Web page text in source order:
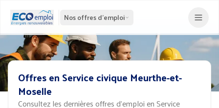
Nos offres d'emploi
OffresenServicecivique Meurthe-et-
Moselle
Consultez les dernières offres d'emploi en Service